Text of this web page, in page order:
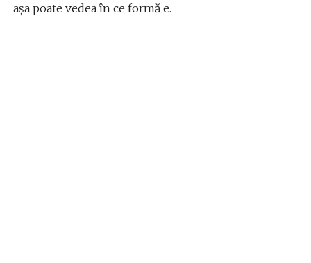
așa poate vedea în ce formă e.